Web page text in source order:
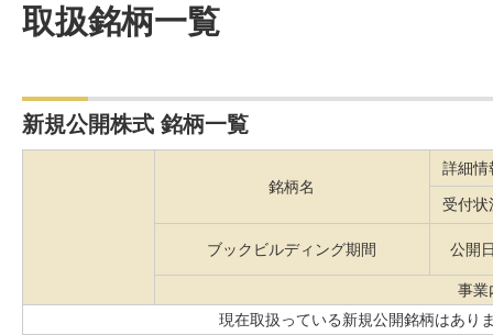
取扱銘柄一覧
新規公開株式 銘柄一覧
銘柄名
詳細情
受付状
ブックビルディング期間 公開
事業
現在取扱っている新規公開銘柄はあり